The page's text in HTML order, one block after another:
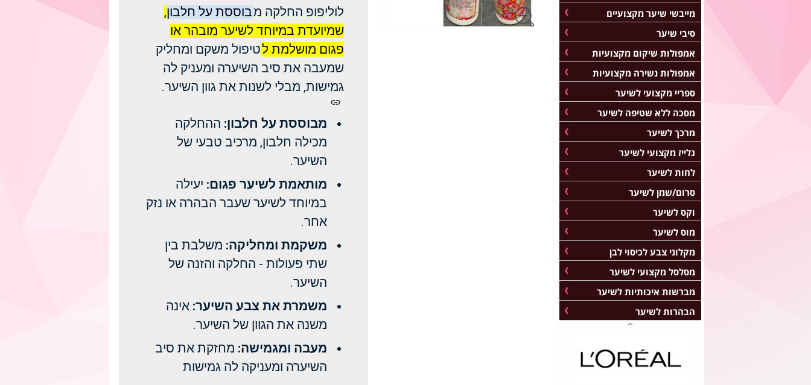
לוליפופ החלקה מבוססת על חלבון,
שמיועדת במיוחד לשיער מובהר או
פגום מושלמת לטיפול משקם ומחליק
שמעבה את סיב השיערה ומעניק לה
גמישות, מבלי לשנות את גוון השיער.
מבוססת על חלבון: ההחלקה
מכילה חלבון, מרכיב טבעי של
השיער.
מותאמת לשיער פגום: יעילה
במיוחד לשיער שעבר הבהרה או נזק
אחר.
משקמת ומחליקה: משלבת בין
שתי פעולות - החלקה והזנה של
השיער.
משמרת את צבע השיער: אינה
משנה את הגוון של השיער.
מעבה ומגמישה: מחזקת את סיב
השיערה ומעניקה לה גמישות
מייבשי שיער מקצועיים
סיבי שיער
אמפולות שיקום מקצועיות
אמפולות נשירה מקצועיות
ספריי מקצועי לשיער
מסכה ללא שטיפה לשיער
מרכך לשיער
גלייז מקצועי לשיער
לחות לשיער
סרום/שמן לשיער
וקס לשיער
מוס לשיער
מקלוני צבע לכיסוי לבן
מסלסל מקצועי לשיער
מברשות איכותיות לשיער
הבהרות לשיער